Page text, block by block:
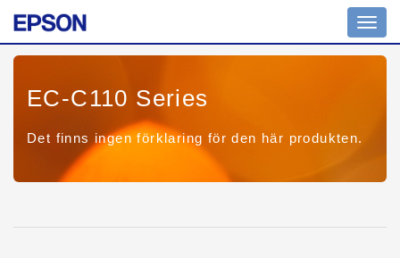
EC-C110 Series
Det finns ingen förklaring för den här produkten.